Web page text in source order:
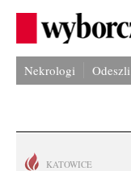
Nekrologi Odeszli
KATOWICE